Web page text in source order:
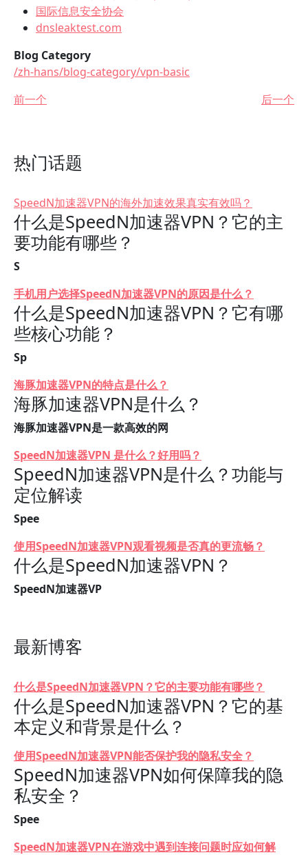
国际信息安全协会
dnsleaktest.com
Blog Category
/zh-hans/blog-category/vpn-basic
前一个
后一个
热门话题
SpeedN加速器VPN的海外加速效果真实有效吗？
什么是SpeedN加速器VPN？它的主
要功能有哪些？
S
手机用户选择SpeedN加速器VPN的原因是什么？
什么是SpeedN加速器VPN？它有哪
些核心功能？
Sp
海豚加速器VPN的特点是什么？
海豚加速器VPN是什么？
海豚加速器VPN是一款高效的网
SpeedN加速器VPN 是什么？好用吗？
SpeedN加速器VPN是什么？功能与
定位解读
Spee
使用SpeedN加速器VPN观看视频是否真的更流畅？
什么是SpeedN加速器VPN？
SpeedN加速器VP
最新博客
什么是SpeedN加速器VPN？它的主要功能有哪些？
什么是SpeedN加速器VPN？它的基
本定义和背景是什么？
使用SpeedN加速器VPN能否保护我的隐私安全？
SpeedN加速器VPN如何保障我的隐
私安全？
Spee
SpeedN加速器VPN在游戏中遇到连接问题时应如何解